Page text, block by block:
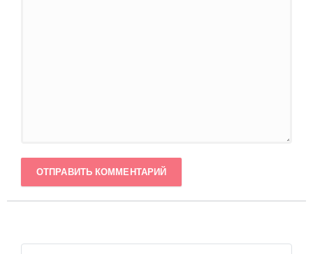
ОТПРАВИТЬ КОММЕНТАРИЙ